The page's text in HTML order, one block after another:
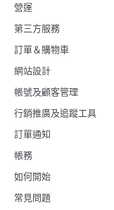
營運
第三方服務
訂單＆購物車
網站設計
帳號及顧客管理
行銷推廣及追蹤工具
訂單通知
帳務
如何開始
常見問題